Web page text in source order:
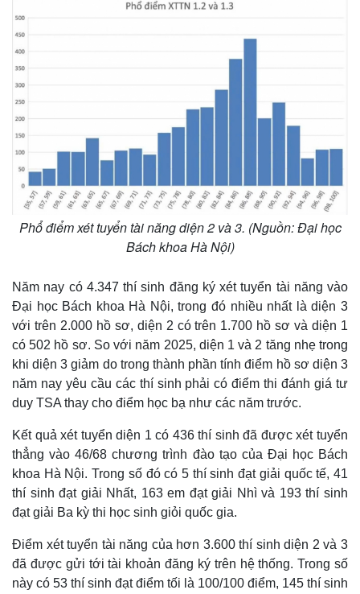
Thế giới
Quan sát
Cuộc sống đó đây
Hồ sơ
Multimedia
Video
Ảnh
E-Magazine
Infographic
Phổ điểm xét tuyển tài năng diện 2 và 3. (Nguồn: Đại học
Bách khoa Hà Nội)
Năm nay có 4.347 thí sinh đăng ký xét tuyển tài năng vào
Đại học Bách khoa Hà Nội, trong đó nhiều nhất là diện 3
với trên 2.000 hồ sơ, diện 2 có trên 1.700 hồ sơ và diện 1
có 502 hồ sơ. So với năm 2025, diện 1 và 2 tăng nhẹ trong
khi diện 3 giảm do trong thành phần tính điểm hồ sơ diện 3
năm nay yêu cầu các thí sinh phải có điểm thi đánh giá tư
duy TSA thay cho điểm học bạ như các năm trước.
Kết quả xét tuyển diện 1 có 436 thí sinh đã được xét tuyển
thẳng vào 46/68 chương trình đào tạo của Đại học Bách
khoa Hà Nội. Trong số đó có 5 thí sinh đạt giải quốc tế, 41
thí sinh đạt giải Nhất, 163 em đạt giải Nhì và 193 thí sinh
đạt giải Ba kỳ thi học sinh giỏi quốc gia.
Điểm xét tuyển tài năng của hơn 3.600 thí sinh diện 2 và 3
đã được gửi tới tài khoản đăng ký trên hệ thống. Trong số
này có 53 thí sinh đạt điểm tối là 100/100 điểm, 145 thí sinh